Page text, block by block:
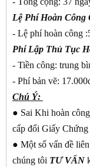
Lệ Phí Hoàn Công
- Lệ phí hoàn công
Phí Lập Thủ Tục
- Tiền công: trung
- Phí bản vẽ:
Chú Ý:
● Sai Khi hoàn
cấp đổi Giấy Chứng
● Một số vấn đề
chúng tôi TƯ VẤN